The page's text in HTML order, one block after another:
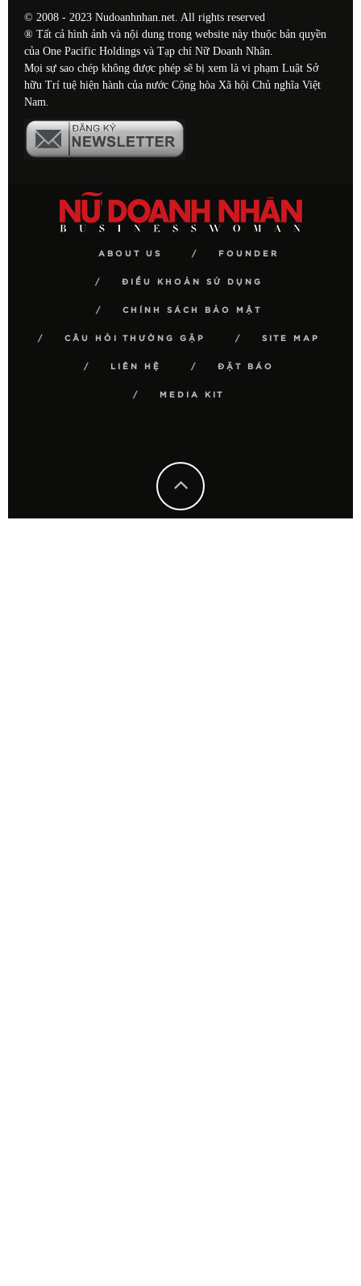
© 2008 - 2023 Nudoanhnhan.net. All rights reserved
® Tất cả hình ảnh và nội dung trong website này thuộc bản quyền
của One Pacific Holdings và Tạp chí Nữ Doanh Nhân.
Mọi sự sao chép không được phép sẽ bị xem là vi phạm Luật Sở
hữu Trí tuệ hiện hành của nước Cộng hòa Xã hội Chủ nghĩa Việt
Nam.
ABOUT US FOUNDER
ĐIỀU KHOẢN SỬ DỤNG
CHÍNH SÁCH BẢO MẬT
CÂU HỎI THƯỜNG GẶP SITE MAP
LIÊN HỆ ĐẶT BÁO
MEDIA KIT